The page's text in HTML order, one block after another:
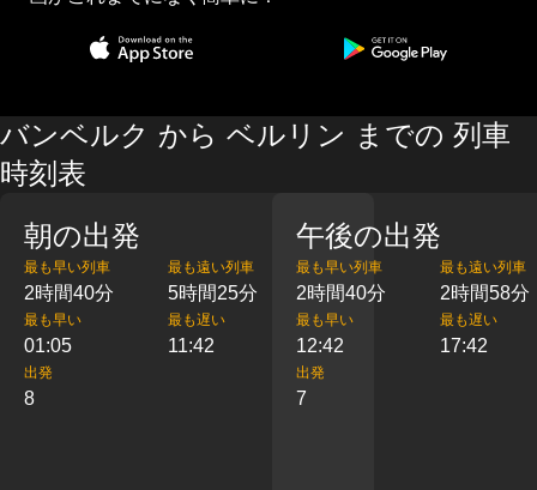
バンベルク から ベルリン までの 列車
時刻表
朝の出発
最も早い列車
2時間40分
最も遠い列車
5時間25分
最も早い
01:05
最も遅い
11:42
出発
8
午後の出発
最も早い列車
2時間40分
最も遠い列車
2時間58分
最も早い
12:42
最も遅い
17:42
出発
7